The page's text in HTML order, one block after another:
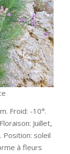
Froid: -10°.
Juillet,
Position: soleil
à fleurs